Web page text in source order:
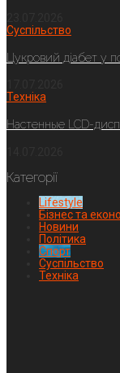
Суспільство
Цукровий діабет у
Техніка
Настенные LCD-
Категорії
Lifestyle
Бізнес та
Новини
Політика
Спорт
Суспільство
Техніка